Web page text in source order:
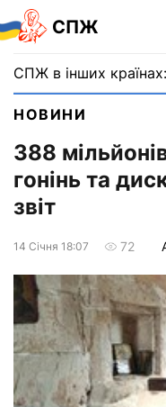
СПЖ
СПЖ в інших країнах:
НОВИНИ
388
гонінь та
звіт
14 Сiчня 18:07 72